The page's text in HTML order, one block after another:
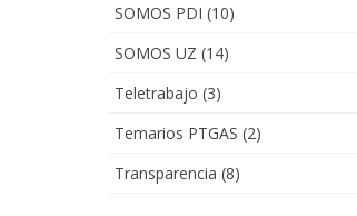
SOMOS PDI (10)
SOMOS UZ (14)
Teletrabajo (3)
Temarios PTGAS (2)
Transparencia (8)